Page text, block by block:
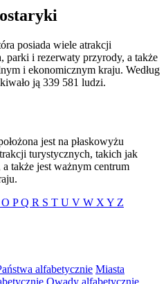
posiada wiele atrakcji
parki i rezerwaty przyrody, a także
i ekonomicznym kraju. Według
ją 339 581 ludzi.
jest na płaskowyżu
turystycznych, takich jak
także jest ważnym centrum
O PQ R S T U V W X Y Z
alfabetycznie Miasta
Owady alfabetycznie